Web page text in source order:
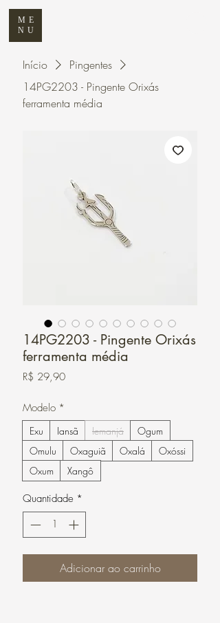
ME
NU
Início
Pingentes
14PG2203 - Pingente Orixás
ferramenta média
14PG2203 - Pingente Orixás
ferramenta média
R$ 29,90Preço
Modelo *
Exu Iansã Iemanjá
Ogum
Omulu
Oxaguiã Oxalá
Oxóssi
Oxum
Xangô
Quantidade *
Adicionar ao carrinho